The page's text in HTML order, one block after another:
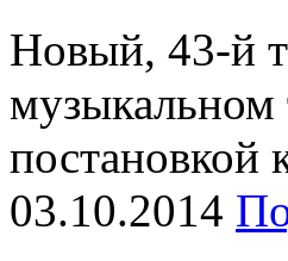
Новый, 43-й
музыкальном
постановкой
03.10.2014